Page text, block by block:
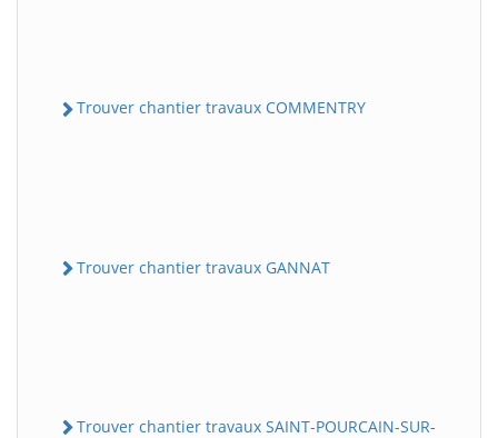
Trouver chantier travaux COMMENTRY
Trouver chantier travaux GANNAT
Trouver chantier travaux SAINT-POURCAIN-SUR-